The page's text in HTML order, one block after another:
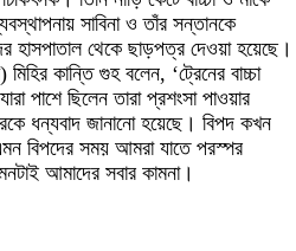
সাবিনা ও তাঁর সন্তানকে
হাসপাতাল থেকে ছাড়পত্র দেওয়া হয়েছে।
কান্তি গুহ বলেন, ‘ট্রেনের বাচ্চা
পাশে ছিলেন তারা প্রশংসা পাওয়ার
ধন্যবাদ জানানো হয়েছে। বিপদ কখন
বিপদের সময় আমরা যাতে পরস্পর
আমাদের সবার কামনা।